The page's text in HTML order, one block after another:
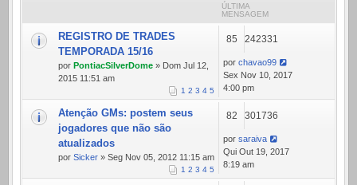
ÚLTIMA
MENSAGEM
REGISTRO DE TRADES
TEMPORADA 15/16
por PontiacSilverDome » Dom Jul 12,
2015 11:51 am
1 2 3 4 5
85 242331
por chavao99
Sex Nov 10, 2017
4:00 pm
Atenção GMs: postem seus
jogadores que não são
atualizados
por Sicker » Seg Nov 05, 2012 11:15 am
1 2 3 4 5
82 301736
por saraiva
Qui Out 19, 2017
8:19 am